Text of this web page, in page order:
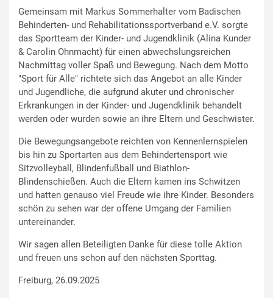
Gemeinsam mit Markus Sommerhalter vom Badischen
Behinderten- und Rehabilitationssportverband e.V. sorgte
das Sportteam der Kinder- und Jugendklinik (Alina Kunder
& Carolin Ohnmacht) für einen abwechslungsreichen
Nachmittag voller Spaß und Bewegung. Nach dem Motto
"Sport für Alle" richtete sich das Angebot an alle Kinder
und Jugendliche, die aufgrund akuter und chronischer
Erkrankungen in der Kinder- und Jugendklinik behandelt
werden oder wurden sowie an ihre Eltern und Geschwister.
Die Bewegungsangebote reichten von Kennenlernspielen
bis hin zu Sportarten aus dem Behindertensport wie
Sitzvolleyball, Blindenfußball und Biathlon-
Blindenschießen. Auch die Eltern kamen ins Schwitzen
und hatten genauso viel Freude wie ihre Kinder. Besonders
schön zu sehen war der offene Umgang der Familien
untereinander.
Wir sagen allen Beteiligten Danke für diese tolle Aktion
und freuen uns schon auf den nächsten Sporttag.
Freiburg, 26.09.2025